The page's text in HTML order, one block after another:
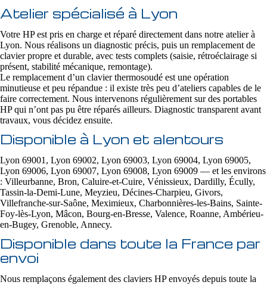
Atelier spécialisé à Lyon
Votre HP est pris en charge et réparé directement dans notre atelier à
Lyon. Nous réalisons un diagnostic précis, puis un remplacement de
clavier propre et durable, avec tests complets (saisie, rétroéclairage si
présent, stabilité mécanique, remontage).
Le remplacement d’un clavier thermosoudé est une opération
minutieuse et peu répandue : il existe très peu d’ateliers capables de le
faire correctement. Nous intervenons régulièrement sur des portables
HP qui n’ont pas pu être réparés ailleurs. Diagnostic transparent avant
travaux, vous décidez ensuite.
Disponible à Lyon et alentours
Lyon 69001, Lyon 69002, Lyon 69003, Lyon 69004, Lyon 69005,
Lyon 69006, Lyon 69007, Lyon 69008, Lyon 69009 — et les environs
: Villeurbanne, Bron, Caluire-et-Cuire, Vénissieux, Dardilly, Écully,
Tassin-la-Demi-Lune, Meyzieu, Décines-Charpieu, Givors,
Villefranche-sur-Saône, Meximieux, Charbonnières-les-Bains, Sainte-
Foy-lès-Lyon, Mâcon, Bourg-en-Bresse, Valence, Roanne, Ambérieu-
en-Bugey, Grenoble, Annecy.
Disponible dans toute la France par
envoi
Nous remplaçons également des claviers HP envoyés depuis toute la